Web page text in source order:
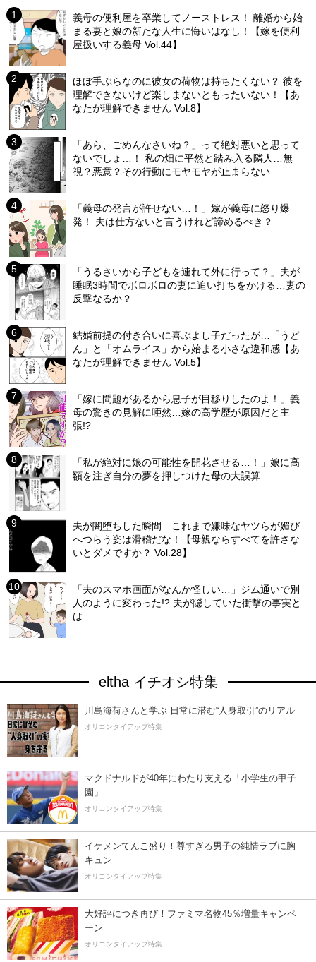
義母の便利屋を卒業してノーストレス！ 離婚から始
まる妻と娘の新たな人生に悔いはなし！【嫁を便利
屋扱いする義母 Vol.44】
ほぼ手ぶらなのに彼女の荷物は持ちたくない？ 彼を
理解できないけど楽しまないともったいない！【あ
なたが理解できません Vol.8】
「あら、ごめんなさいね？」って絶対悪いと思って
ないでしょ…！ 私の畑に平然と踏み入る隣人…無
視？悪意？その行動にモヤモヤが止まらない
「義母の発言が許せない…！」嫁が義母に怒り爆
発！ 夫は仕方ないと言うけれど諦めるべき？
「うるさいから子どもを連れて外に行って？」夫が
睡眠3時間でボロボロの妻に追い打ちをかける…妻の
反撃なるか？
結婚前提の付き合いに喜ぶよし子だったが…「うど
ん」と「オムライス」から始まる小さな違和感【あ
なたが理解できません Vol.5】
「嫁に問題があるから息子が目移りしたのよ！」義
母の驚きの見解に唖然…嫁の高学歴が原因だと主
張!?
「私が絶対に娘の可能性を開花させる…！」娘に高
額を注ぎ自分の夢を押しつけた母の大誤算
夫が闇堕ちした瞬間…これまで嫌味なヤツらが媚び
へつらう姿は滑稽だな！【母親ならすべてを許さな
いとダメですか？ Vol.28】
「夫のスマホ画面がなんか怪しい…」ジム通いで別
人のように変わった!? 夫が隠していた衝撃の事実と
は
eltha イチオシ特集
川島海荷さんと学ぶ 日常に潜む“人身取引”のリアル
オリコンタイアップ特集
マクドナルドが40年にわたり支える「小学生の甲子
園」
オリコンタイアップ特集
イケメンてんこ盛り！尊すぎる男子の純情ラブに胸
キュン
オリコンタイアップ特集
大好評につき再び！ファミマ名物45％増量キャンペ
ーン
オリコンタイアップ特集